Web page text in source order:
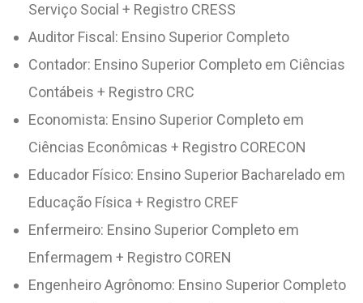
Serviço Social + Registro CRESS
Auditor Fiscal: Ensino Superior Completo
Contador: Ensino Superior Completo em Ciências
Contábeis + Registro CRC
Economista: Ensino Superior Completo em
Ciências Econômicas + Registro CORECON
Educador Físico: Ensino Superior Bacharelado em
Educação Física + Registro CREF
Enfermeiro: Ensino Superior Completo em
Enfermagem + Registro COREN
Engenheiro Agrônomo: Ensino Superior Completo